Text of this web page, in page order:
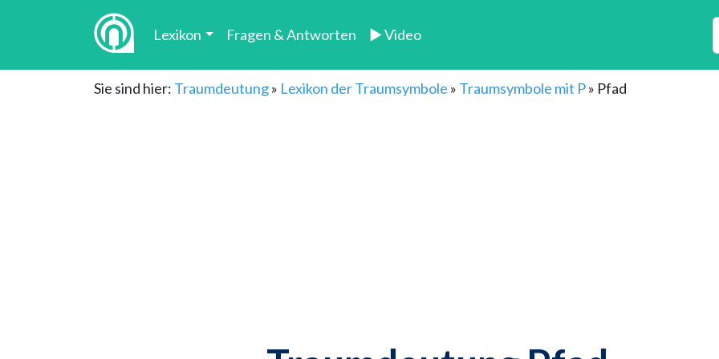
Lexikon Fragen & Antworten ► Video
Sie sind hier: Traumdeutung» Lexikon der Traumsymbole » Traumsymbole mit P» Pfad